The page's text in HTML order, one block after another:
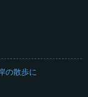
の散歩に